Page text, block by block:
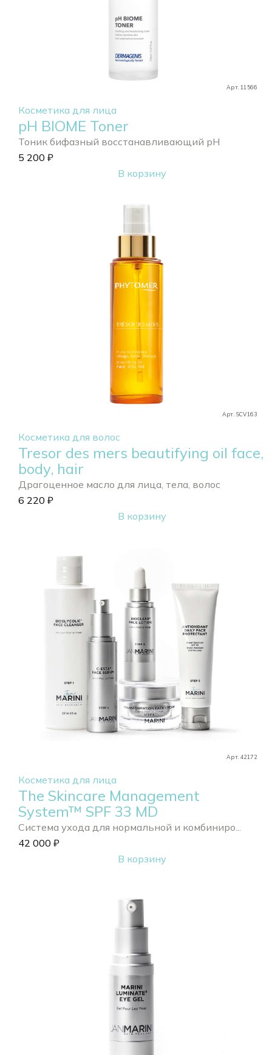
Арт. 11566
Косметика для лица
pH BIOME Toner
Тоник бифазный восстанавливающий pH
5 200 ₽
В корзину
Арт. SCV163
Косметика для волос
Tresor des mers beautifying oil face,
body, hair
Драгоценное масло для лица, тела, волос
6 220 ₽
В корзину
Арт. 42172
Косметика для лица
The Skincare Management
System™ SPF 33 MD
Система ухода для нормальной и комбиниро...
42 000 ₽
В корзину